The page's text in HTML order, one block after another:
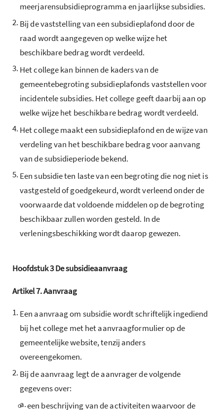
meerjarensubsidieprogramma en jaarlijkse subsidies.
2. Bij de vaststelling van een subsidieplafond door de
raad wordt aangegeven op welke wijze het
beschikbare bedrag wordt verdeeld.
3. Het college kan binnen de kaders van de
gemeentebegroting subsidieplafonds vaststellen voor
incidentele subsidies. Het college geeft daarbij aan op
welke wijze het beschikbare bedrag wordt verdeeld.
4. Het college maakt een subsidieplafond en de wijze van
verdeling van het beschikbare bedrag voor aanvang
van de subsidieperiode bekend.
5. Een subsidie ten laste van een begroting die nog niet is
vastgesteld of goedgekeurd, wordt verleend onder de
voorwaarde dat voldoende middelen op de begroting
beschikbaar zullen worden gesteld. In de
verleningsbeschikking wordt daarop gewezen.
Hoofdstuk3De subsidieaanvraag
Artikel7.Aanvraag
1. Een aanvraag om subsidie wordt schriftelijk ingediend
bij het college met het aanvraagformulier op de
gemeentelijke website, tenzij anders
overeengekomen.
2. Bij de aanvraag legt de aanvrager de volgende
gegevens over:
a.een beschrijving van de activiteiten waarvoor de